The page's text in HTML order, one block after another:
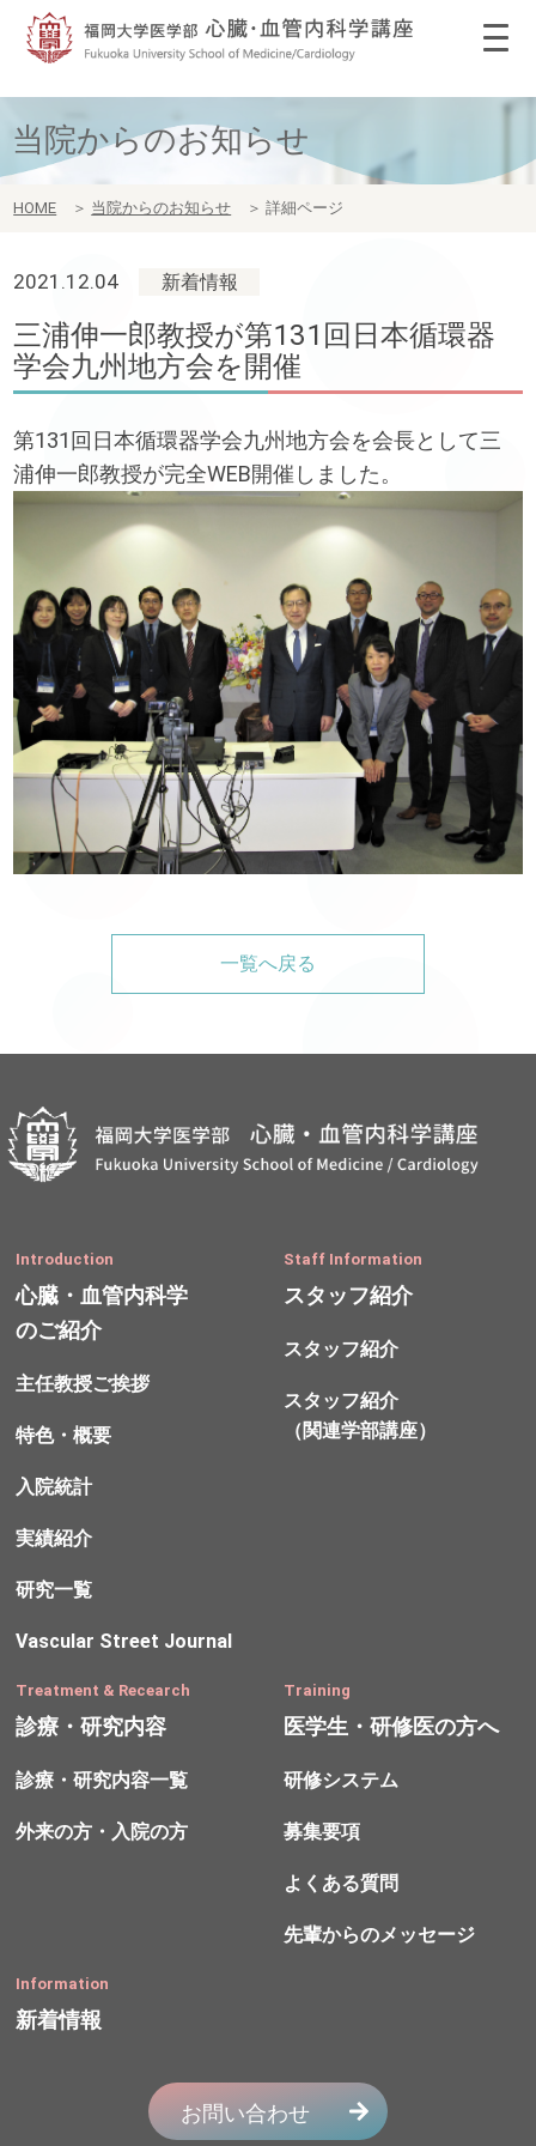
当院からのお知らせ
HOME ＞ 当院からのお知らせ ＞ 詳細ページ
2021.12.04 新着情報
三浦伸一郎教授が第131回日本循環器
学会九州地方会を開催
第131回日本循環器学会九州地方会を会長として三
浦伸一郎教授が完全WEB開催しました。
一覧へ戻る
Introduction
心臓・血管内科学
のご紹介
主任教授ご挨拶
特色・概要
入院統計
実績紹介
研究一覧
Vascular Street Journal
Staff Information
スタッフ紹介
スタッフ紹介
スタッフ紹介
（関連学部講座）
Treatment & Recearch
診療・研究内容
診療・研究内容一覧
外来の方・入院の方
Training
医学生・研修医の方へ
研修システム
募集要項
よくある質問
先輩からのメッセージ
Information
新着情報